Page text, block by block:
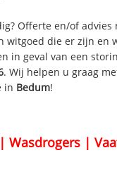
Offerte en/of advies
witgoed die er zijn en
in geval van een
. Wij helpen u graag
in Bedum!
Wasdrogers |